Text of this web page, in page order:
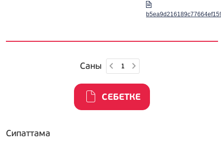
Саны
СЕБЕТКЕ
Сипаттама